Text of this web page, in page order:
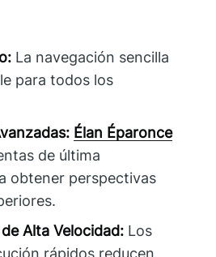
La navegación sencilla
para todos los
Élan Éparonce
de última
obtener perspectivas
Alta Velocidad: Los
rápidos reducen